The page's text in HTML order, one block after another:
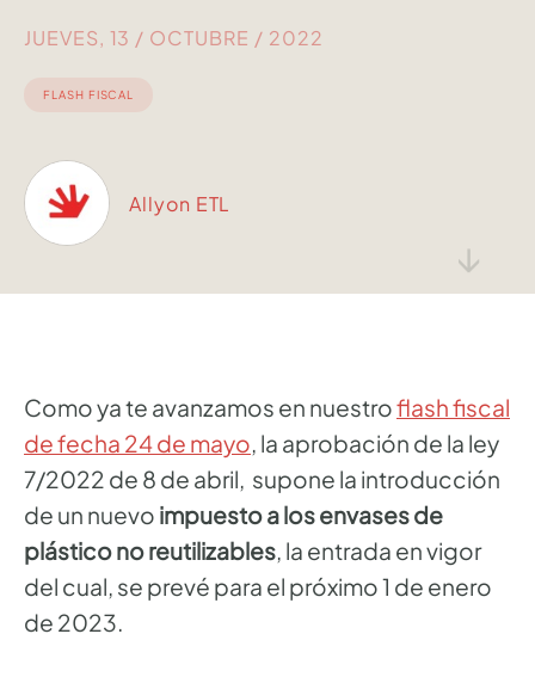
↓
JUEVES, 13 / OCTUBRE / 2022
FLASH FISCAL
Allyon ETL
Como ya te avanzamos en nuestroflash fiscal
de fecha 24 de mayo, la aprobación de la ley
7/2022 de 8 de abril, supone la introducción
de un nuevo impuesto a los envases de
plástico no reutilizables, la entrada en vigor
del cual, se prevé para el próximo 1 de enero
de 2023.